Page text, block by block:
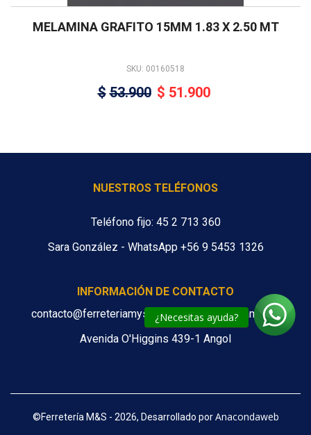
¿Necesitas ayuda?
MELAMINA GRAFITO 15MM 1.83 X 2.50 MT
SKU: 00160518
$ 53.900 $ 51.900
NUESTROS TELÉFONOS
Teléfono fijo: 45 2 713 360
Sara González - WhatsApp +56 9 5453 1326
INFORMACIÓN DE CONTACTO
contacto@ferreteriamys.cl ventas@ferreteriamys.cl
Avenida O'Higgins 439-1 Angol
©Ferretería M&S - 2026, Desarrollado por Anacondaweb